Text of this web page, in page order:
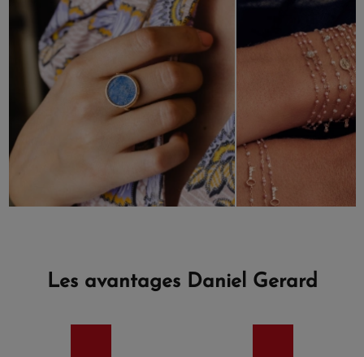
Les avantages Daniel Gerard